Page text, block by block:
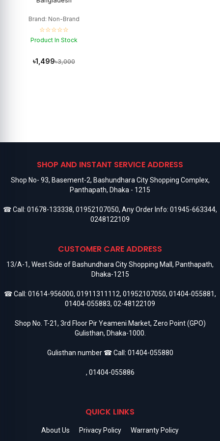
Brand: Non-Brand
☆☆☆☆☆
Product In Stock
৳1,499৳3,000
SHOP AND INSTANT SERVICE ADDRESS
Shop No- 93, Basement-2, Bashundhara City Shopping Complex,
Panthapath, Dhaka - 1215
☎ Call: 01678-133338, 01952107050, Any Order Info: 01945-663344,
0248122109
CUSTOMER CARE ADDRESS
13/A-1, West Side of Bashundhara City Shopping Mall, Panthapath,
Dhaka-1215
☎ Call: 01614-956000, 01911311112, 01952107050, 01404-055881,
01404-055883, 02-48122109
Shop No. T-21, 3rd Floor Pir Yeameni Market, Zero Point (GPO)
Gulisthan, Dhaka-1000.
Gulisthan number ☎ Call: 01404-055880
, 01404-055886
QUICK LINKS
About Us Privacy Policy
Warranty Policy